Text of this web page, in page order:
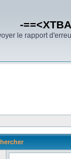
-
le rapport